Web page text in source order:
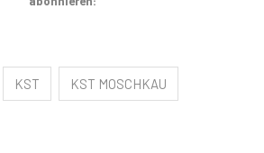
KST KST MOSCHKAU